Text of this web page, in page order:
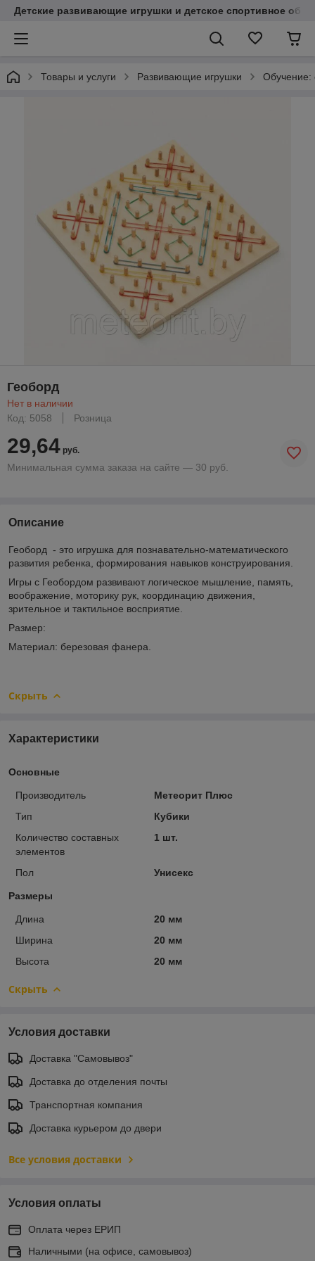
Детские развивающие игрушки и детское спортивное
Товары и услуги Развивающие игрушки Обучение:
Геоборд
Нет в наличии
Код: 5058
Розница
29,64 руб.
Минимальная сумма заказа на сайте — 30 руб.
Описание
Геоборд - это игрушка для познавательно-математического
развития ребенка, формирования навыков конструирования.
Игры с Геобордом развивают логическое мышление, память,
воображение, моторику рук, координацию движения,
зрительное и тактильное восприятие.
Размер:
Материал: березовая фанера.
Скрыть
Характеристики
Основные
Производитель
Метеорит Плюс
Тип
Кубики
Количество составных
элементов
1 шт.
Пол Унисекс
Размеры
Длина
20 мм
Ширина
20 мм
Высота
20 мм
Скрыть
Условия доставки
Доставка "Самовывоз"
Доставка до отделения почты
Транспортная компания
Доставка курьером до двери
Все условия доставки
Условия оплаты
Оплата через ЕРИП
Наличными (на офисе, самовывоз)